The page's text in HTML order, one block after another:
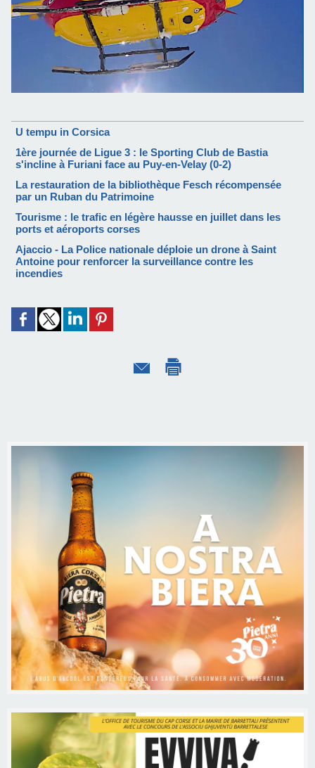
U tempu in Corsica
1ère journée de Ligue 3 : le Sporting Club de Bastia
s'incline à Furiani face au Puy-en-Velay (0-2)
La restauration de la bibliothèque Fesch récompensée
par un Ruban du Patrimoine
Tourisme : le trafic en légère hausse en juillet dans les
ports et aéroports corses
Ajaccio - La Police nationale déploie un drone à Saint
Antoine pour renforcer la surveillance contre les
incendies